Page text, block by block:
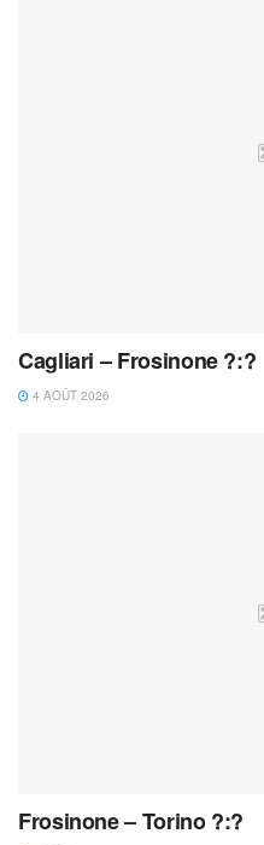
Cagliari – Frosinone ?:?
4 AOÛT 2026
Frosinone – Torino ?:?